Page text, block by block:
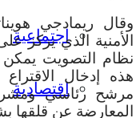
اجتماعية
اقتصادية
وقال ريمادجي
الأمنية الذي يركز
نظام التصويت يمكن
هذه إدخال
مرشح رئاسي
المعارضة عن قلقها